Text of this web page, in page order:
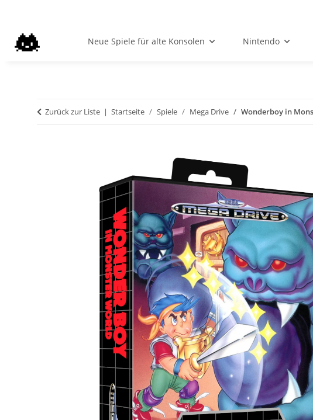
Neue Spiele für alte Konsolen Nintendo
Zurück zur Liste Startseite Spiele Mega Drive Wonderboy in